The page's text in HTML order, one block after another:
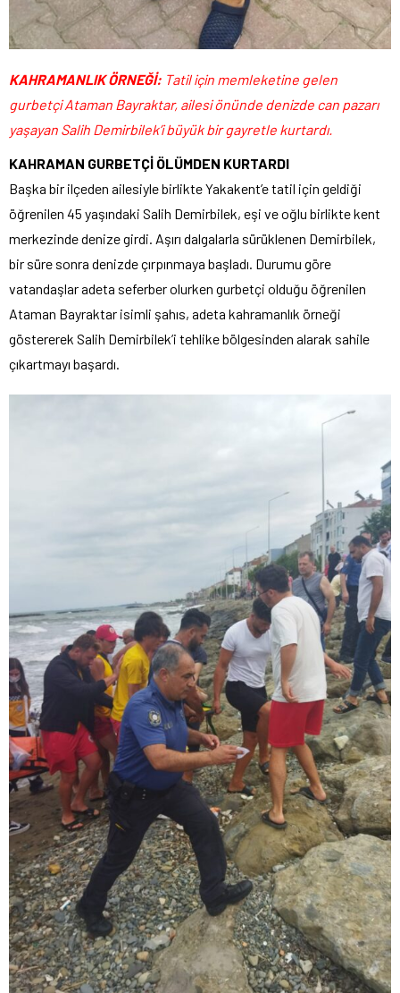
KAHRAMANLIK ÖRNEĞİ: Tatil için memleketine gelen
gurbetçi Ataman Bayraktar, ailesi önünde denizde can pazarı
yaşayan Salih Demirbilek’i büyük bir gayretle kurtardı.
KAHRAMAN GURBETÇİ ÖLÜMDEN KURTARDI
Başka bir ilçeden ailesiyle birlikte Yakakent’e tatil için geldiği
öğrenilen 45 yaşındaki Salih Demirbilek, eşi ve oğlu birlikte kent
merkezinde denize girdi. Aşırı dalgalarla sürüklenen Demirbilek,
bir süre sonra denizde çırpınmaya başladı. Durumu göre
vatandaşlar adeta seferber olurken gurbetçi olduğu öğrenilen
Ataman Bayraktar isimli şahıs, adeta kahramanlık örneği
göstererek Salih Demirbilek’i tehlike bölgesinden alarak sahile
çıkartmayı başardı.